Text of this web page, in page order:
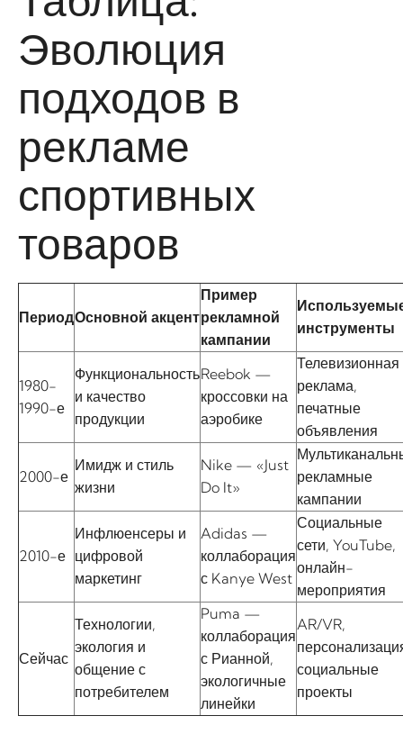
Эволюция
подходов в
рекламе
спортивных
товаров
ПериодОсновной акцент
Пример
рекламной
кампании
инструменты
1980-
1990-е
Функциональность
и качество
продукции
Reebok —
кроссовки на
аэробике
Телевизионная
реклама,
печатные
объявления
2000-е
Имидж и стиль
жизни
Nike — «Just
Do It»
рекламные
кампании
2010-е
Инфлюенсеры и
цифровой
маркетинг
Adidas —
коллаборация
с Kanye West
Социальные
сети, YouTube,
онлайн-
мероприятия
Сейчас
Технологии,
экология и
общение с
потребителем
Puma —
коллаборация
с Рианной,
экологичные
линейки
AR/VR,
социальные
проекты